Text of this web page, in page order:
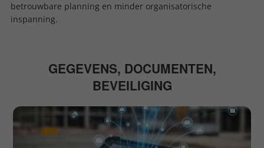
betrouwbare planning en minder organisatorische
inspanning.
GEGEVENS, DOCUMENTEN,
BEVEILIGING